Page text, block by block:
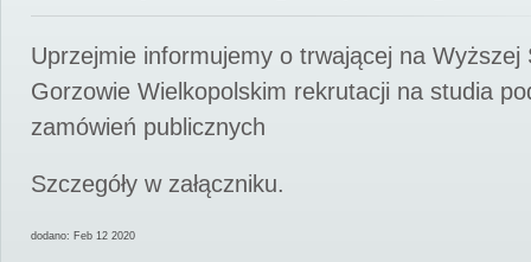
Uprzejmie informujemy o trwającej na Wyższej
Gorzowie Wielkopolskim rekrutacji na studia
zamówień publicznych
Szczegóły w załączniku.
dodano: Feb 12 2020